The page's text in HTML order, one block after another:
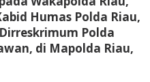
Humas Polda Riau,
Polda
di Mapolda Riau,